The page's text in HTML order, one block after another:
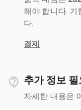
해야 합니다. 기
다.
결제
추가 정보 필
자세한 내용은